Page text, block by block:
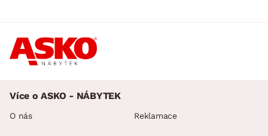
Více o ASKO - NÁBYTEK
O nás Reklamace